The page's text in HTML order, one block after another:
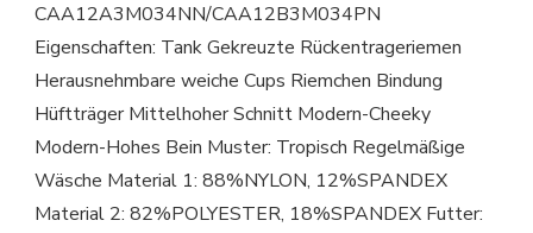
CAA12A3M034NN/CAA12B3M034PN
Eigenschaften: Tank Gekreuzte Rückentrageriemen
Herausnehmbare weiche Cups Riemchen Bindung
Hüftträger Mittelhoher Schnitt Modern-Cheeky
Modern-Hohes Bein Muster: Tropisch Regelmäßige
Wäsche Material 1: 88%NYLON, 12%SPANDEX
Material 2: 82%POLYESTER, 18%SPANDEX Futter: